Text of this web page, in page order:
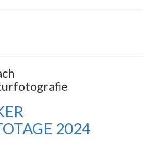
2024